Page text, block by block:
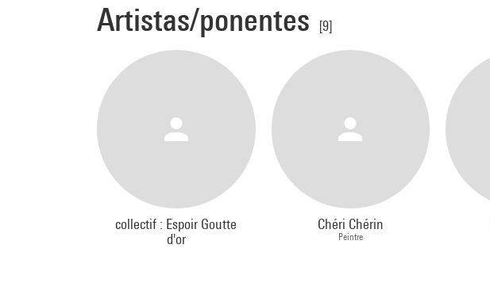
Artistas/ponentes [9]
collectif : Espoir Goutte
d'or
Chéri Chérin
Peintre